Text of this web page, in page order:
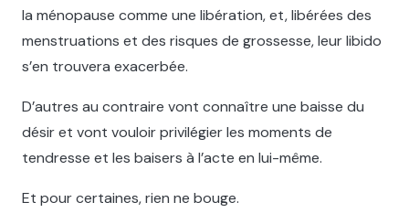
la ménopause comme une libération, et, libérées des
menstruations et des risques de grossesse, leur libido
s’en trouvera exacerbée.
D’autres au contraire vont connaître une baisse du
désir et vont vouloir privilégier les moments de
tendresse et les baisers à l’acte en lui-même.
Et pour certaines, rien ne bouge.